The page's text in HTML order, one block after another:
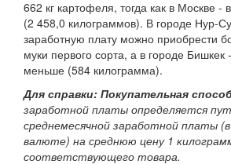
662 кг картофеля, тогда как в Москве -
(2 458,0 килограммов). В городе Нур-
заработную плату можно приобрести
муки первого сорта, а в городе Бишкек
меньше (584 килограмма).
Для справки: Покупательная
заработной платы определяется
среднемесячной заработной платы
валюте) на среднюю цену 1
соответствующего товара.